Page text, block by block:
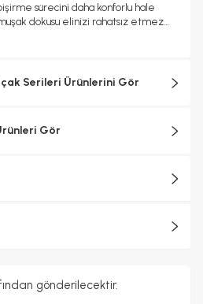
sürecini daha konforlu hale
dokusu elinizi rahatsız etmez
konforlu bir deneyim yaşatır.;
Serileri Ürünlerini Gör
Gör
gönderilecektir.